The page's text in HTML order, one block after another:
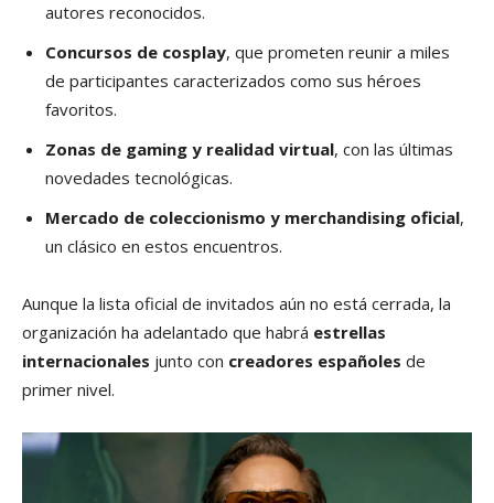
autores reconocidos.
Concursos de cosplay, que prometen reunir a miles
de participantes caracterizados como sus héroes
favoritos.
Zonas de gaming y realidad virtual, con las últimas
novedades tecnológicas.
Mercado de coleccionismo y merchandising oficial,
un clásico en estos encuentros.
Aunque la lista oficial de invitados aún no está cerrada, la
organización ha adelantado que habrá estrellas
internacionales junto con creadores españoles de
primer nivel.